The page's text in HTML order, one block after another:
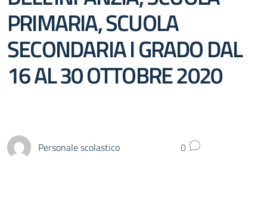
PRIMARIA, SCUOLA
SECONDARIA I GRADO DAL
16 AL 30 OTTOBRE 2020
Personale scolastico 0